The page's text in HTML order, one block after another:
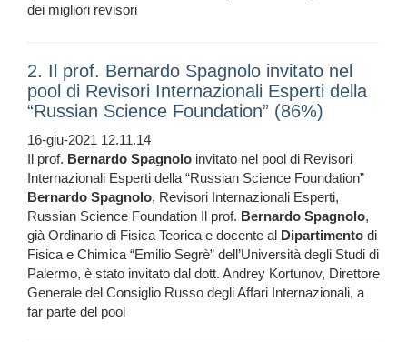
dei migliori revisori
2. Il prof. Bernardo Spagnolo invitato nel
pool di Revisori Internazionali Esperti della
“Russian Science Foundation” (86%)
16-giu-2021 12.11.14
Il prof. Bernardo Spagnolo invitato nel pool di Revisori
Internazionali Esperti della “Russian Science Foundation”
Bernardo Spagnolo, Revisori Internazionali Esperti,
Russian Science Foundation Il prof. Bernardo Spagnolo,
già Ordinario di Fisica Teorica e docente al Dipartimento di
Fisica e Chimica “Emilio Segrè” dell’Università degli Studi di
Palermo, è stato invitato dal dott. Andrey Kortunov, Direttore
Generale del Consiglio Russo degli Affari Internazionali, a
far parte del pool